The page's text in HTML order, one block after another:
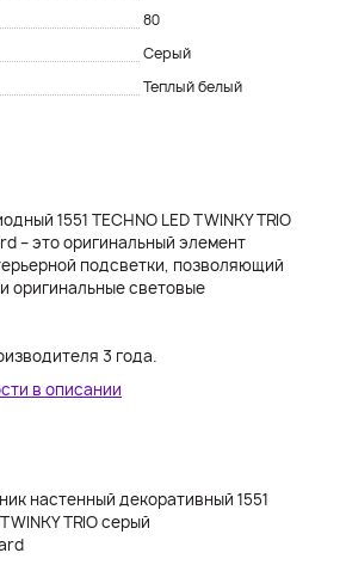
настенный декоративный 1551
TRIO серый
1551 TECHNO LED TWINKY TRIO
– это оригинальный элемент
подсветки, позволяющий
оригинальные световые
3 года.
80
Серый
Теплый белый
в описании